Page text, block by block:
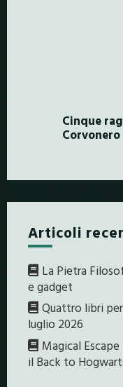
Cinque
Corvonero
Articoli
La Pietra
e gadget
Quattro libri
luglio 2026
Magical
il Back to